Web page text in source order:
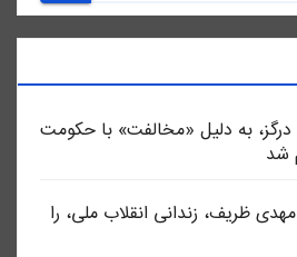
درگز، به دلیل «مخالفت» با حکومت
ظریف، زندانی انقلاب ملی، را